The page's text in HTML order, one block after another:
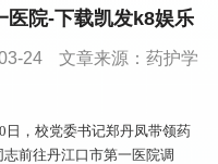
医院-下载凯发k8娱乐
24
文章来源：药护学
日，校党委书记郑丹凤带领药
前往丹江口市第一医院调